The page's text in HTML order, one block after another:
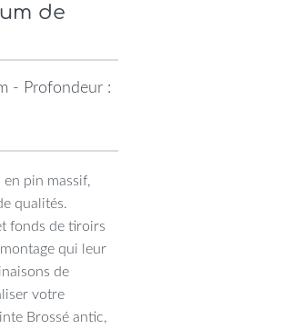
de
- Profondeur :
en pin massif,
qualités.
fonds de tiroirs
qui leur
de
votre
Brossé antic,